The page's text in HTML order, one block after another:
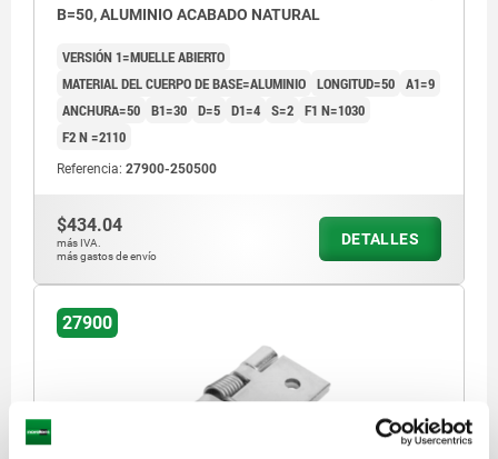
B=50, ALUMINIO ACABADO NATURAL
VERSIÓN 1=MUELLE ABIERTO
MATERIAL DEL CUERPO DE BASE=ALUMINIO LONGITUD=50 A1=9
ANCHURA=50 B1=30 D=5 D1=4 S=2 F1 N=1030
F2 N =2110
Referencia: 27900-250500
$434.04
más IVA.
más gastos de envío
DETALLES
27900